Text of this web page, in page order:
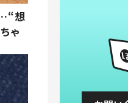
想
ゃ